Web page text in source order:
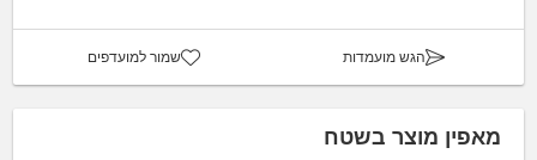
הגש מועמדות שמור למועדפים
מאפין מוצר בשטח